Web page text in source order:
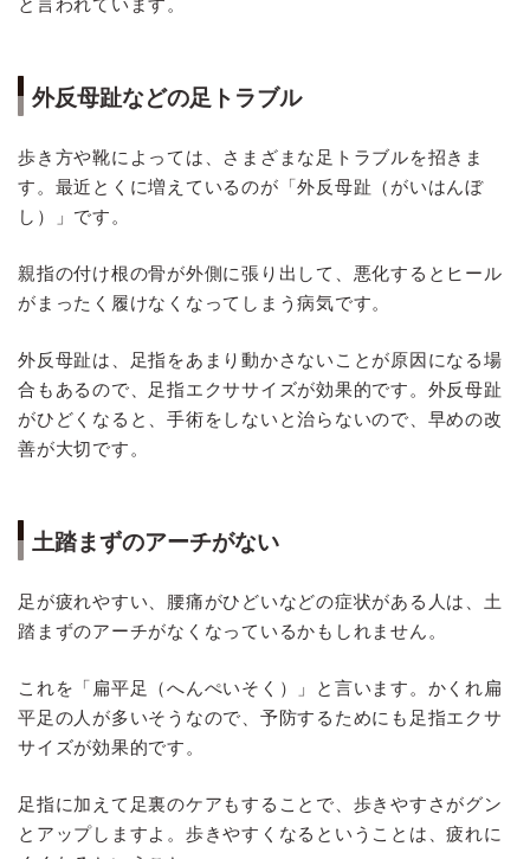
と言われています。
外反母趾などの足トラブル
歩き方や靴によっては、さまざまな足トラブルを招きま
す。最近とくに増えているのが「外反母趾（がいはんぼ
し）」です。
親指の付け根の骨が外側に張り出して、悪化するとヒール
がまったく履けなくなってしまう病気です。
外反母趾は、足指をあまり動かさないことが原因になる場
合もあるので、足指エクササイズが効果的です。外反母趾
がひどくなると、手術をしないと治らないので、早めの改
善が大切です。
土踏まずのアーチがない
足が疲れやすい、腰痛がひどいなどの症状がある人は、土
踏まずのアーチがなくなっているかもしれません。
これを「扁平足（へんぺいそく）」と言います。かくれ扁
平足の人が多いそうなので、予防するためにも足指エクサ
サイズが効果的です。
足指に加えて足裏のケアもすることで、歩きやすさがグン
とアップしますよ。歩きやすくなるということは、疲れに